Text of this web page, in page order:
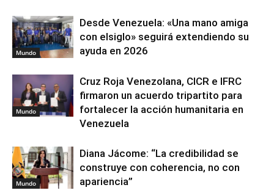
Mundo
Desde Venezuela: «Una mano amiga
con elsiglo» seguirá extendiendo su
ayuda en 2026
Mundo
Cruz Roja Venezolana, CICR e IFRC
firmaron un acuerdo tripartito para
fortalecer la acción humanitaria en
Venezuela
Mundo
Diana Jácome: “La credibilidad se
construye con coherencia, no con
apariencia”